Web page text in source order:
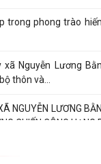
trong phong trào
Nguyễn Lương
thôn và...
NGUYỄN LƯƠNG
CHIẾN CÔNG HẠNG